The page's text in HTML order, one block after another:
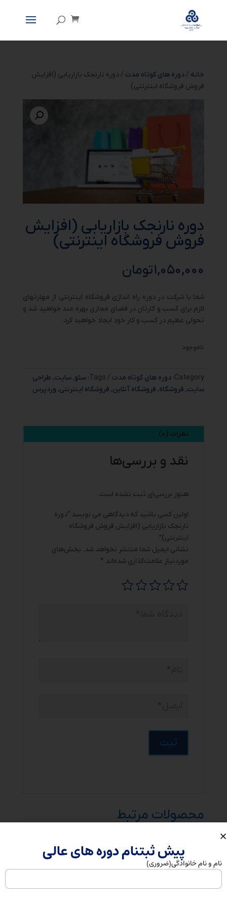
خانه / دوره های کوتاه مدت/ دوره نارنجک بازاریابی (افزایش
فروش فروشگاه اینترنتی)
دوره نارنجک بازاریابی (افزایش
فروش فروشگاه اینترنتی)
۱,۰۵۰,۰۰۰تومان
شما با شرکت در دوره راه اندازی فروشگاه اینترنتی از مهارتهای
لازم برای کسب و کارتان در فضای مجازی بهره مند خواهید شد و
تحولی عظیم در کسب و کار خود ایجاد خواهید کرد.
ناموجود
Category: دوره های کوتاه مدت Tags: سئو,سایت, طراحی
سایت, فروشگاه, فروشگاه آنلاین, فروشگاه اینترنتی, وردپرس
نظرات (۰)
نقد و بررسی‌ها
هنوز بررسی‌ای ثبت نشده است.
اولین کسی باشید که دیدگاهی می نویسد “دوره
نارنجک بازاریابی (افزایش فروش فروشگاه
اینترنتی)”
نشانی ایمیل شما منتشر نخواهد شد. بخش‌های
موردنیاز علامت‌گذاری شده‌اند *
محصولات مرتبط
پیش ثبتنام دوره های عالی
نام و نام خانوادگی(ضروری)